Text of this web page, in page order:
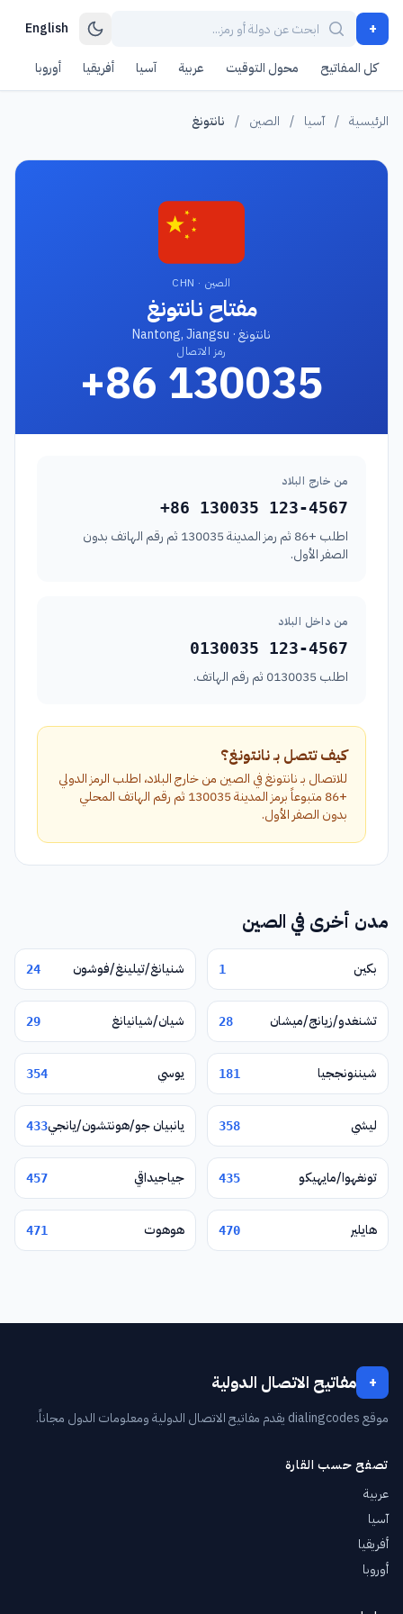
+
English
كل المفاتيح محول التوقيت عربية آسيا أفريقيا أوروبا
الرئيسية / آسيا / الصين / نانتونغ
الصين · CHN
مفتاح نانتونغ
نانتونغ · Nantong, Jiangsu
رمز الاتصال
+86 130035
من خارج البلاد
+86 130035 123-4567
اطلب +86 ثم رمز المدينة 130035 ثم رقم الهاتف بدون
الصفر الأول.
من داخل البلاد
0130035 123-4567
اطلب 0130035 ثم رقم الهاتف.
كيف تتصل بـ نانتونغ؟
للاتصال بـ نانتونغ في الصين من خارج البلاد، اطلب الرمز الدولي
+86 متبوعاً برمز المدينة 130035 ثم رقم الهاتف المحلي
بدون الصفر الأول.
مدن أخرى في الصين
بكين 1 شنيانغ/تيلينغ/فوشون 24
تشنغدو/زيانج/ميشان 28 شيان/شيانيانغ 29
شيننونججيا 181 يوسي 354
ليشي 358 يانبيان جو/هونتشون/يانجي433
تونغهوا/مايهيكو 435 جياجيداقي 457
هايلير 470 هوهوت 471
+ مفاتيح الاتصال الدولية
موقع dialingcodes يقدم مفاتيح الاتصال الدولية ومعلومات الدول مجاناً.
تصفح حسب القارة
عربية
آسيا
أفريقيا
أوروبا